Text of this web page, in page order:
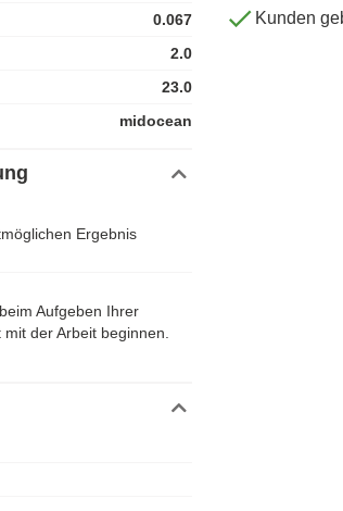
0.067
2.0
23.0
midocean
Ergebnis
Aufgeben Ihrer
der Arbeit beginnen.
Kunden